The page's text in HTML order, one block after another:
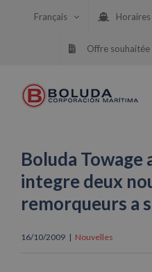
Français
Offre souhaitée
Boluda Towage
integre deux
remorqueurs a
16/10/2009 | Nouvelles